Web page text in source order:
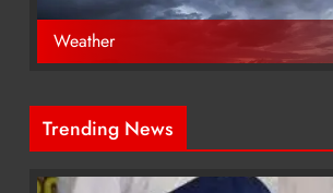
Weather
Trending News